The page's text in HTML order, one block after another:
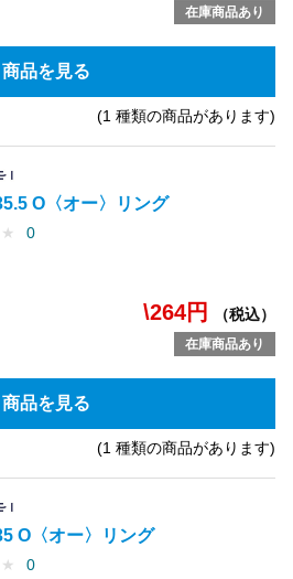
在庫商品あり
商品を見る
(1 種類の商品があります)
O〈オー〉リング
★ 0
\264円 （税込）
在庫商品あり
商品を見る
(1 種類の商品があります)
O〈オー〉リング
★ 0